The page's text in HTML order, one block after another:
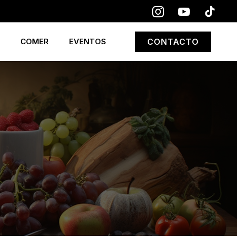
COMER EVENTOS CONTACTO